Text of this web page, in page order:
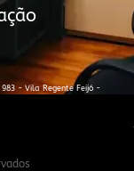
983 - Vila Regente Feijó -